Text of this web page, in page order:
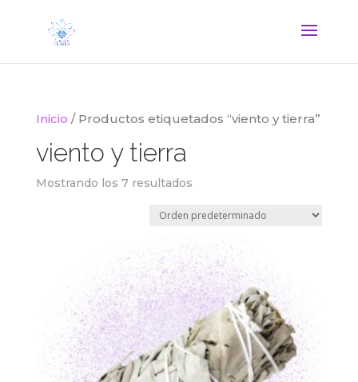
Inicio / Productos etiquetados “viento y tierra”
viento y tierra
Mostrando los 7 resultados